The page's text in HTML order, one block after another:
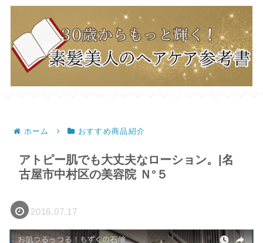
ホーム おすすめ商品紹介
アトピー肌でも大丈夫なローション。|名
古屋市中村区の美容院 Ｎ°５
2016.07.17